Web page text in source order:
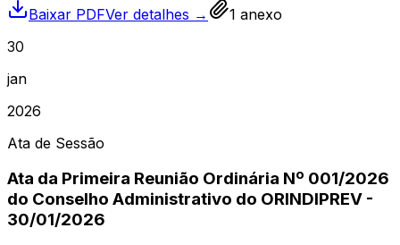
Baixar PDFVer detalhes → 1 anexo
30
jan
2026
Ata de Sessão
Ata da Primeira Reunião Ordinária Nº 001/2026
do Conselho Administrativo do ORINDIPREV -
30/01/2026